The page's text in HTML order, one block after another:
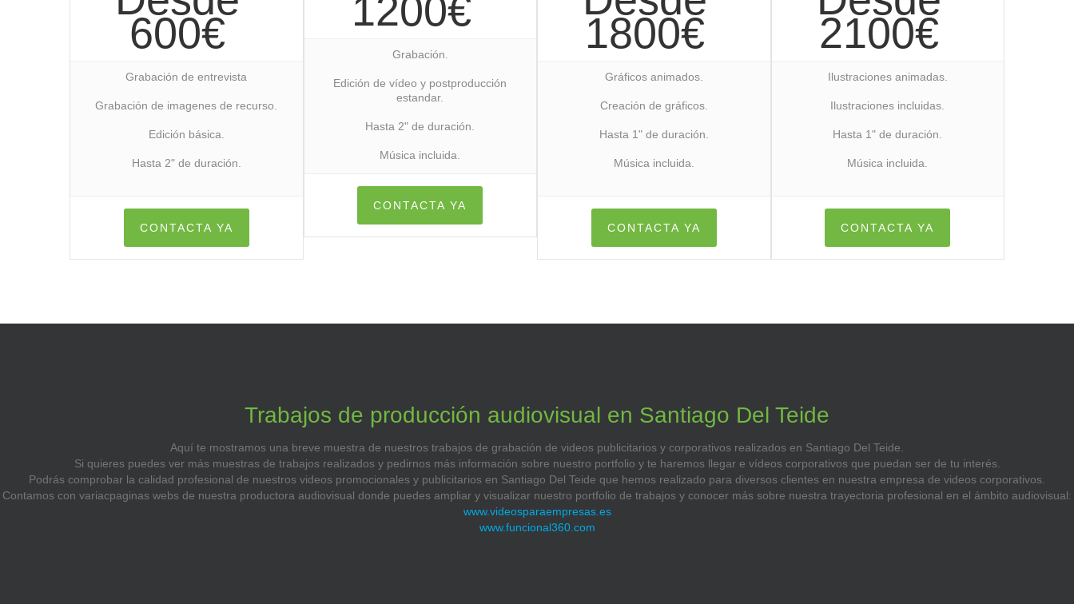
600€
Grabación de entrevista
Grabación de imagenes de recurso.
Edición básica.
Hasta 2" de duración.
CONTACTA YA
1200€
Grabación.
Edición de vídeo y postproducción
estandar.
Hasta 2" de duración.
Música incluida.
CONTACTA YA
1800€
Gráficos animados.
Creación de gráficos.
Hasta 1" de duración.
Música incluida.
CONTACTA YA
2100€
Ilustraciones animadas.
Ilustraciones incluidas.
Hasta 1" de duración.
Música incluida.
CONTACTA YA
Trabajos de producción audiovisual en Santiago Del Teide
Aquí te mostramos una breve muestra de nuestros trabajos de grabación de videos publicitarios y corporativos realizados en Santiago Del Teide.
Si quieres puedes ver más muestras de trabajos realizados y pedirnos más información sobre nuestro portfolio y te haremos llegar e vídeos corporativos que puedan ser de tu interés.
Podrás comprobar la calidad profesional de nuestros videos promocionales y publicitarios en Santiago Del Teide que hemos realizado para diversos clientes en nuestra empresa de videos corporativos.
Contamos con variacpaginas webs de nuestra productora audiovisual donde puedes ampliar y visualizar nuestro portfolio de trabajos y conocer más sobre nuestra trayectoria profesional en el ámbito audiovisual:
www.videosparaempresas.es
www.funcional360.com